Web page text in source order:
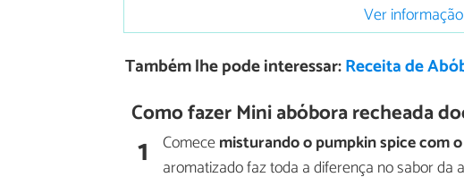
Ver
Também lhe pode interessar:Receita de
Como fazer Mini abóbora recheada
1 Comecemisturando o pumpkin spice com
aromatizado faz toda a diferença no sabor da